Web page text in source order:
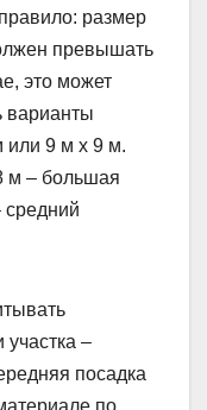
размер
превышать
это может
варианты
или 9 м х 9 м.
м – большая
средний
–
посадка
по